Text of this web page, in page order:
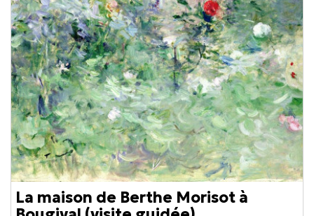
La maison de Berthe Morisot à